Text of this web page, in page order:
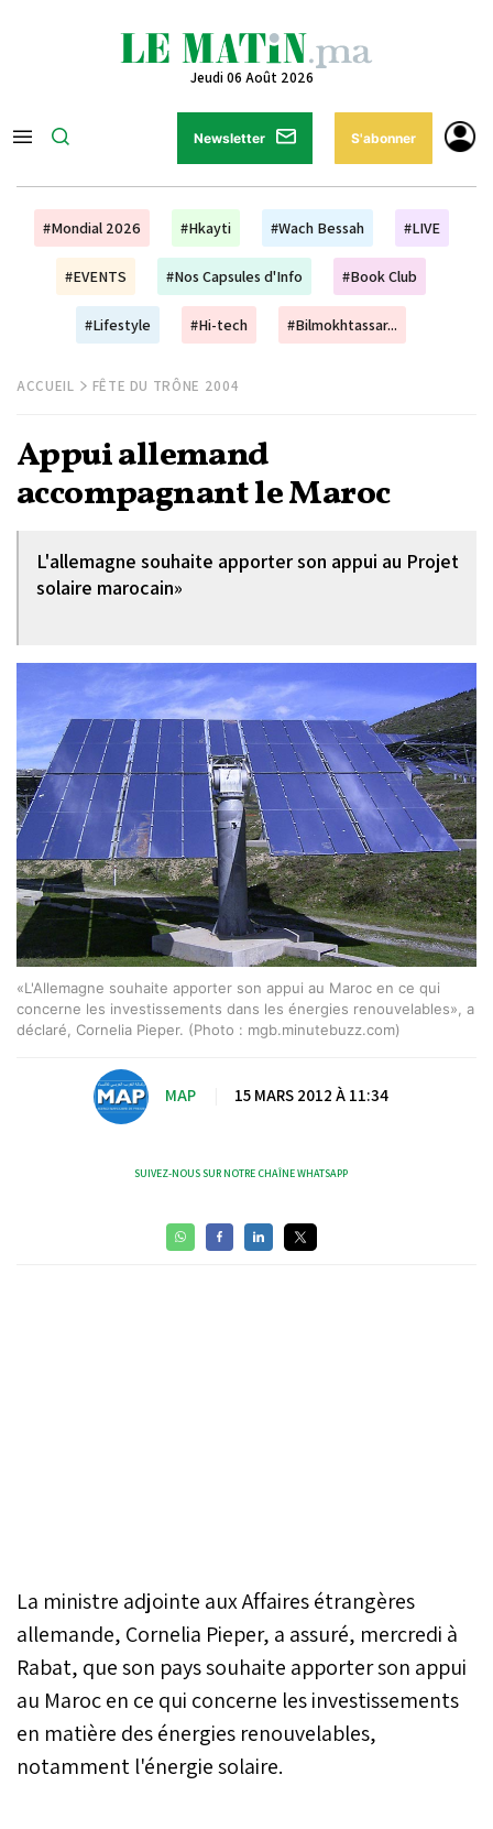
Jeudi 06 Août 2026
Newsletter S'abonner
#Mondial 2026 #Hkayti #Wach Bessah #LIVE
#EVENTS #Nos Capsules d'Info #Book Club
#Lifestyle #Hi-tech #Bilmokhtassar...
ACCUEIL FÊTE DU TRÔNE 2004
Appui allemand
accompagnant le Maroc
L'allemagne souhaite apporter son appui au Projet
solaire marocain»
«L'Allemagne souhaite apporter son appui au Maroc en ce qui
concerne les investissements dans les énergies renouvelables», a
déclaré, Cornelia Pieper. (Photo : mgb.minutebuzz.com)
MAP 15 MARS 2012 À 11:34
SUIVEZ-NOUS SUR NOTRE CHAÎNE WHATSAPP
La ministre adjointe aux Affaires étrangères
allemande, Cornelia Pieper, a assuré, mercredi à
Rabat, que son pays souhaite apporter son appui
au Maroc en ce qui concerne les investissements
en matière des énergies renouvelables,
notamment l'énergie solaire.